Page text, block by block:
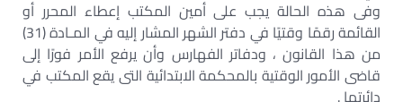
وفى هذه الحالة يجب على أمين المكتب إعطاء المحرر أو
القائمة رقمًا وقتيًا في دفتر الشهر المشار إليه في المـادة (31)
من هذا القانون ، ودفاتر الفهارس وأن يرفع الأمر فورًا إلى
قاضى الأمور الوقتية بالمحكمة الابتدائية التى يقع المكتب في
دائرتها .